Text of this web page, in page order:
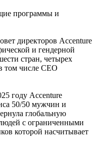
программы и
директоров Accenture
и гендерной
стран, четырех
том числе CEO
году Accenture
50/50 мужчин и
глобальную
с ограниченными
которой насчитывает